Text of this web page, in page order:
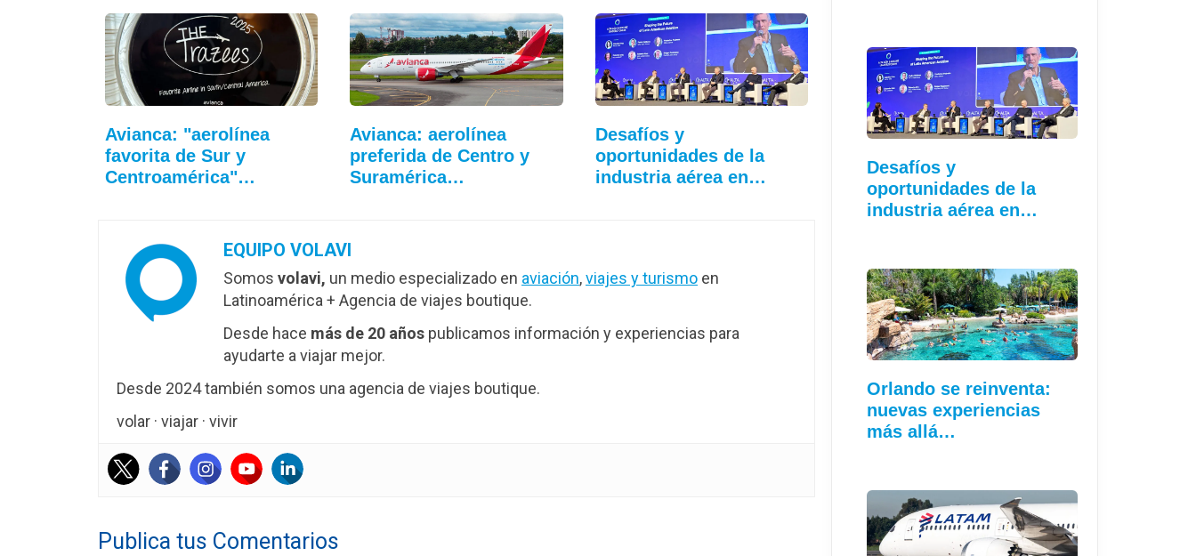
Avianca: "aerolínea
favorita de Sur y
Centroamérica"…
Avianca: aerolínea
preferida de Centro y
Suramérica…
Desafíos y
oportunidades de la
industria aérea en…
EQUIPO VOLAVI
Somos volavi, un medio especializado en aviación,viajes y turismo en
Latinoamérica + Agencia de viajes boutique.
Desde hace más de 20 años publicamos información y experiencias para
ayudarte a viajar mejor.
Desde 2024 también somos una agencia de viajes boutique.
volar · viajar · vivir
Publica tus Comentarios
Desafíos y
oportunidades de la
industria aérea en…
Orlando se reinventa:
nuevas experiencias
más allá…